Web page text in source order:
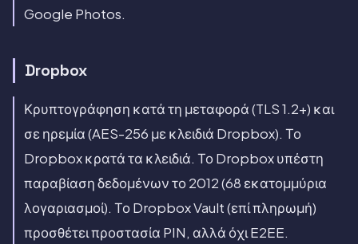
Google Photos.
Dropbox
Κρυπτογράφηση κατά τη μεταφορά (TLS 1.2+) και
σε ηρεμία (AES-256 με κλειδιά Dropbox). Το
Dropbox κρατά τα κλειδιά. Το Dropbox υπέστη
παραβίαση δεδομένων το 2012 (68 εκατομμύρια
λογαριασμοί). Το Dropbox Vault (επί πληρωμή)
προσθέτει προστασία PIN, αλλά όχι E2EE.